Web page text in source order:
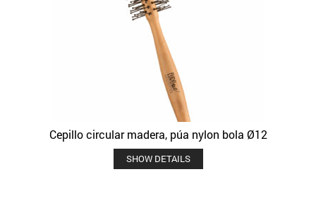
Cepillo circular madera, púa nylon bola Ø12
SHOW DETAILS